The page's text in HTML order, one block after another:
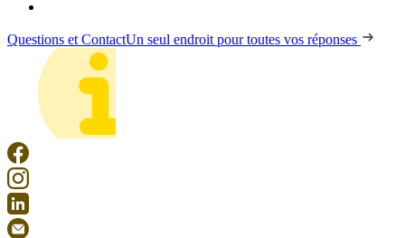
Questions et ContactUn seul endroit pour toutes vos réponses